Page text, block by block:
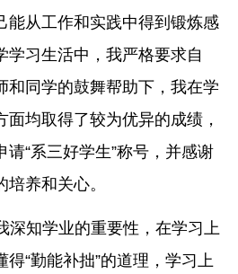
能从工作和实践中得到锻炼感
学习生活中，我严格要求自
和同学的鼓舞帮助下，我在学
面均取得了较为优异的成绩，
“系三好学生”称号，并感谢
养和关心。
深知学业的重要性，在学习上
“勤能补拙”的道理，学习上